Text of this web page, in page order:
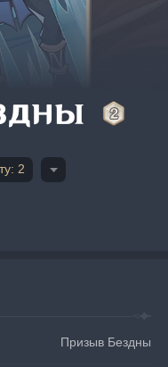
2
Призыв Бездны